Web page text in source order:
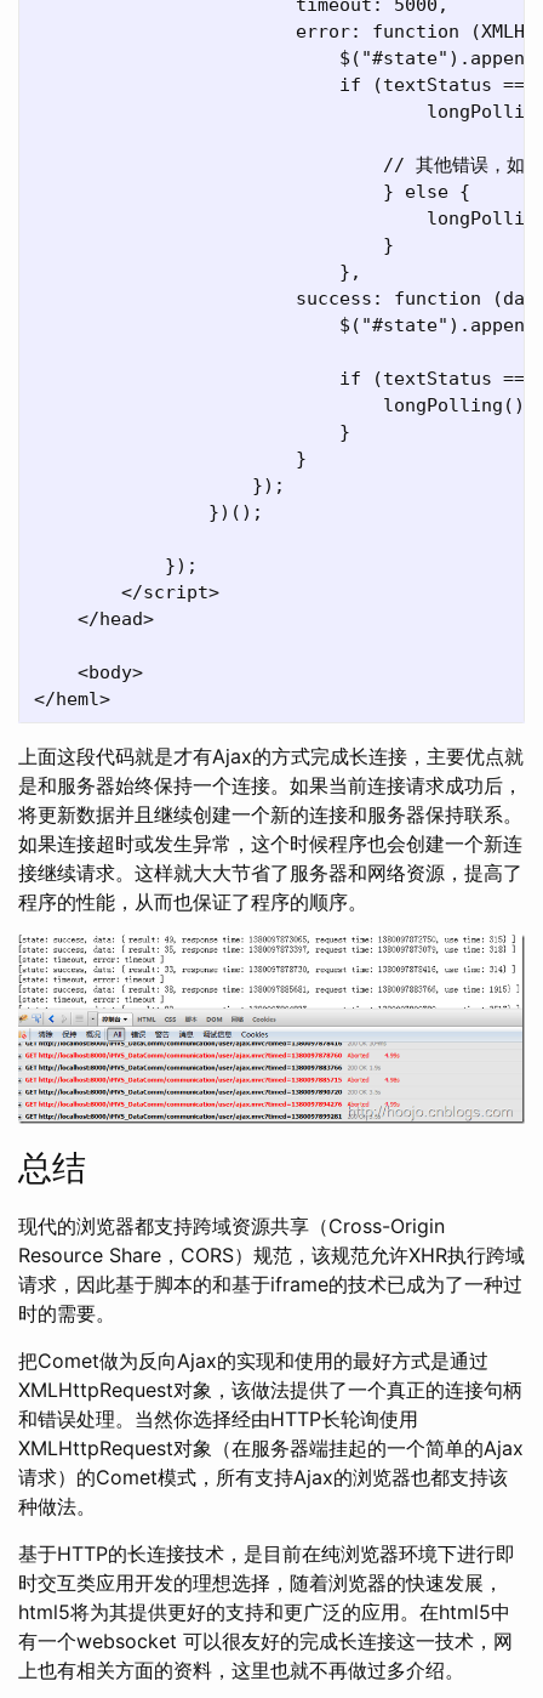
error: function
if (textStatus ==
// 其他错误，如网
                                } else {
                                }
                            },
success: function
if (textStatus ==
                                longPolling();
                            }
                        }
                    });
                })();
            });
        </script>
    </head>
    <body>
上面这段代码就是才有Ajax的方式完成长连接，主要优点就
是和服务器始终保持一个连接。如果当前连接请求成功后，
将更新数据并且继续创建一个新的连接和服务器保持联系。
如果连接超时或发生异常，这个时候程序也会创建一个新连
接继续请求。这样就大大节省了服务器和网络资源，提高了
程序的性能，从而也保证了程序的顺序。
总结
现代的浏览器都支持跨域资源共享（Cross-Origin
Resource Share，CORS）规范，该规范允许XHR执行跨域
请求，因此基于脚本的和基于iframe的技术已成为了一种过
时的需要。
把Comet做为反向Ajax的实现和使用的最好方式是通过
XMLHttpRequest对象，该做法提供了一个真正的连接句柄
和错误处理。当然你选择经由HTTP长轮询使用
XMLHttpRequest对象（在服务器端挂起的一个简单的Ajax
请求）的Comet模式，所有支持Ajax的浏览器也都支持该
种做法。
基于HTTP的长连接技术，是目前在纯浏览器环境下进行即
时交互类应用开发的理想选择，随着浏览器的快速发展，
html5将为其提供更好的支持和更广泛的应用。在html5中
有一个websocket 可以很友好的完成长连接这一技术，网
上也有相关方面的资料，这里也就不再做过多介绍。